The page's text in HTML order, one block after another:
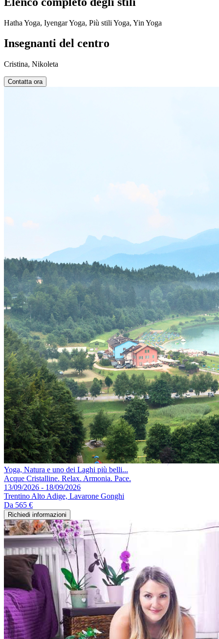
Hatha Yoga, Iyengar Yoga, Più stili Yoga, Yin Yoga
Insegnanti del centro
Cristina, Nikoleta
Contatta ora
Yoga, Natura e uno dei Laghi più belli...
Acque Cristalline. Relax. Armonia. Pace.
13/09/2026 - 18/09/2026
Trentino Alto Adige, Lavarone Gonghi
Da 565 €
Richiedi informazioni